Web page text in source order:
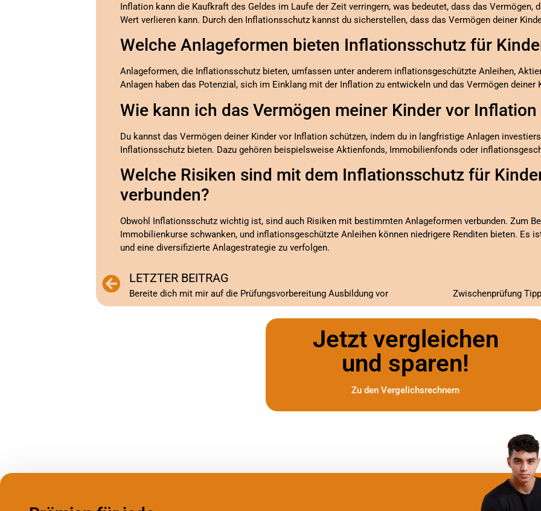
Inflation kann die Kaufkraft des Geldes im Laufe der Zeit verringern, was bedeutet, dass das Vermögen,
Wert verlieren kann. Durch den Inflationsschutz kannst du sicherstellen, dass das Vermögen deiner
Welche Anlageformen bieten Inflationsschutz für
Anlageformen, die Inflationsschutz bieten, umfassen unter anderem inflationsgeschützte Anleihen,
Anlagen haben das Potenzial, sich im Einklang mit der Inflation zu entwickeln und das Vermögen deiner
Wie kann ich das Vermögen meiner Kinder vor
Du kannst das Vermögen deiner Kinder vor Inflation schützen, indem du in langfristige Anlagen
Inflationsschutz bieten. Dazu gehören beispielsweise Aktienfonds, Immobilienfonds oder
Welche Risiken sind mit dem Inflationsschutz für
verbunden?
Obwohl Inflationsschutz wichtig ist, sind auch Risiken mit bestimmten Anlageformen verbunden. Zum
Immobilienkurse schwanken, und inflationsgeschützte Anleihen können niedrigere Renditen bieten. Es
und eine diversifizierte Anlagestrategie zu verfolgen.
LETZTER BEITRAG
Bereite dich mit mir auf die Prüfungsvorbereitung Ausbildung vor Zwischenprüfung
Jetzt vergleichen
und sparen!
Zu den Vergelichsrechnern